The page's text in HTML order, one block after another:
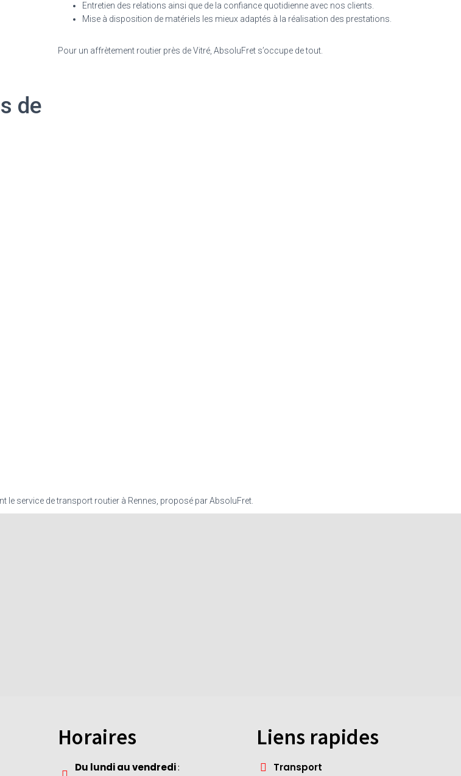
Entretien des relations ainsi que de la confiance quotidienne avec nos clients.
Mise à disposition de matériels les mieux adaptés à la réalisation des prestations.
Pour un affrètement routier près de Vitré, AbsoluFret s’occupe de tout.
de
le service de transport routier à Rennes, proposé par AbsoluFret.
Horaires
Du lundi au vendredi:
Liens rapides
Transport